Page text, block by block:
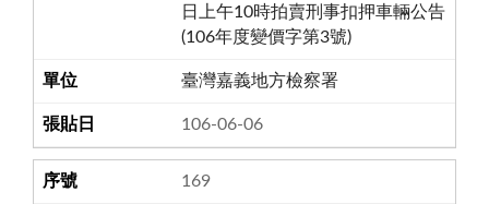
日上午10時拍賣刑事扣押車輛公告
(106年度變價字第3號)
臺灣嘉義地方檢察署
106-06-06
169